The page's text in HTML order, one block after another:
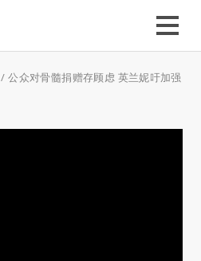
/公众对骨髓捐赠存顾虑 英兰妮吁加强